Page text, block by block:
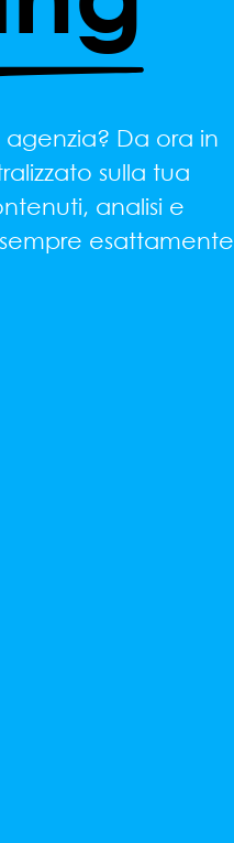
Da ora in
sulla tua
analisi e
esattamente